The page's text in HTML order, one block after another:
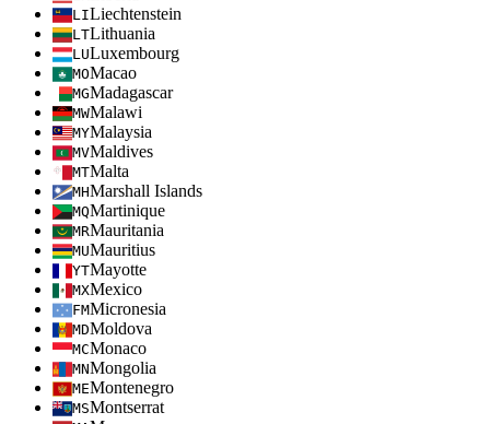
LILiechtenstein
LTLithuania
LULuxembourg
MOMacao
MGMadagascar
MWMalawi
MYMalaysia
MVMaldives
MTMalta
MHMarshall Islands
MQMartinique
MRMauritania
MUMauritius
YTMayotte
MXMexico
FMMicronesia
MDMoldova
MCMonaco
MNMongolia
MEMontenegro
MSMontserrat